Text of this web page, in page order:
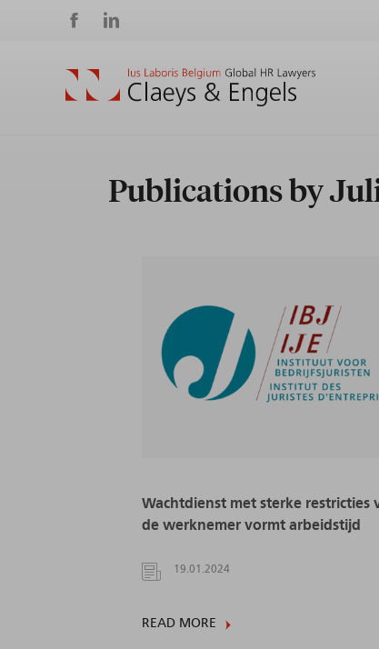
Social
media
Publications by
Wachtdienst met sterke restricties
de werknemer vormt arbeidstijd
19.01.2024
READ MORE